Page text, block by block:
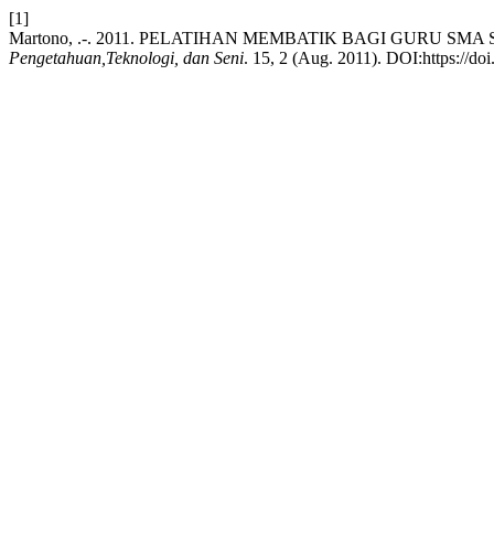
[1]
Martono, .-. 2011. PELATIHAN MEMBATIK BAGI GURU
Pengetahuan,Teknologi, dan Seni. 15, 2 (Aug. 2011). DOI:https://